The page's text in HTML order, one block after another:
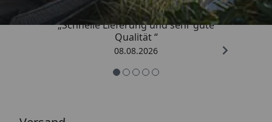
„Schnelle Lieferung und sehr gute
Qualität “
08.08.2026